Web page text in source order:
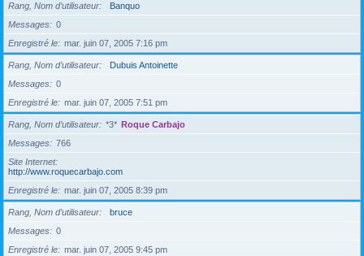
Rang, Nom d’utilisateur
Banquo
Messages
0
Enregistré le
mar. juin 07, 2005 7:16 pm
Rang, Nom d’utilisateur
Dubuis Antoinette
Messages
0
Enregistré le
mar. juin 07, 2005 7:51 pm
Rang, Nom d’utilisateur *3* Roque Carbajo
Messages
766
Site Internet
http://www.roquecarbajo.com
Enregistré le
mar. juin 07, 2005 8:39 pm
Rang, Nom d’utilisateur
bruce
Messages
0
Enregistré le
mar. juin 07, 2005 9:45 pm